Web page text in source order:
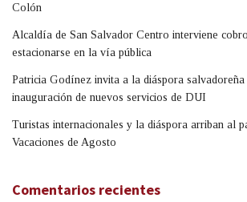
Colón
Alcaldía de San Salvador Centro interviene
estacionarse en la vía pública
Patricia Godínez invita a la diáspora
inauguración de nuevos servicios de DUI
Turistas internacionales y la diáspora arriban al
Vacaciones de Agosto
Comentarios recientes